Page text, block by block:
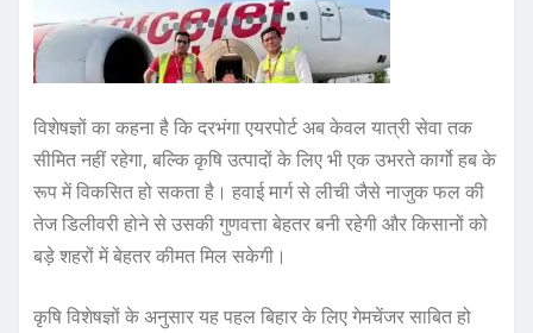
विशेषज्ञों का कहना है कि दरभंगा एयरपोर्ट अब केवल यात्री सेवा तक
सीमित नहीं रहेगा, बल्कि कृषि उत्पादों के लिए भी एक उभरते कार्गो हब के
रूप में विकसित हो सकता है। हवाई मार्ग से लीची जैसे नाजुक फल की
तेज डिलीवरी होने से उसकी गुणवत्ता बेहतर बनी रहेगी और किसानों को
बड़े शहरों में बेहतर कीमत मिल सकेगी।
कृषि विशेषज्ञों के अनुसार यह पहल बिहार के लिए गेमचेंजर साबित हो